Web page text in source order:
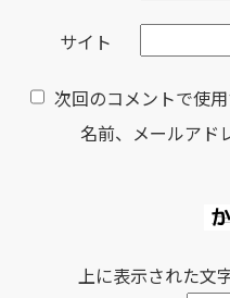
サイト
次回のコメントで使
名前、メールアド
上に表示された文